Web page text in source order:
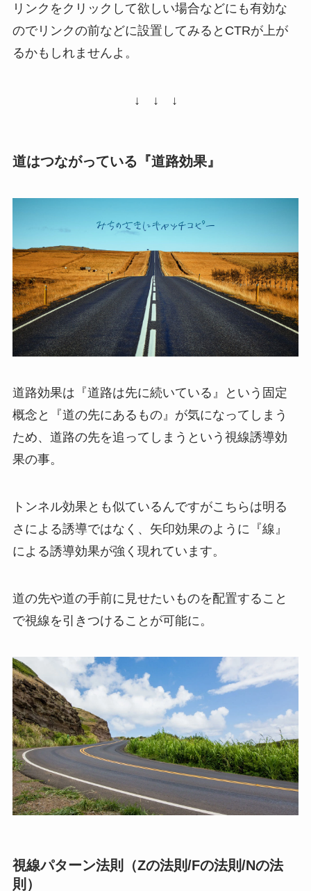
リンクをクリックして欲しい場合などにも有効な
のでリンクの前などに設置してみるとCTRが上が
るかもしれませんよ。
↓ ↓ ↓
道はつながっている『道路効果』
道路効果は『道路は先に続いている』という固定
概念と『道の先にあるもの』が気になってしまう
ため、道路の先を追ってしまうという視線誘導効
果の事。
トンネル効果とも似ているんですがこちらは明る
さによる誘導ではなく、矢印効果のように『線』
による誘導効果が強く現れています。
道の先や道の手前に見せたいものを配置すること
で視線を引きつけることが可能に。
視線パターン法則（Zの法則/Fの法則/Nの法
則）